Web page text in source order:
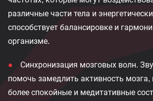
различные части тела и
способствует балансировке и
организме.
Синхронизация мозговых волн.
помочь замедлить активность мозга,
более спокойные и медитативные